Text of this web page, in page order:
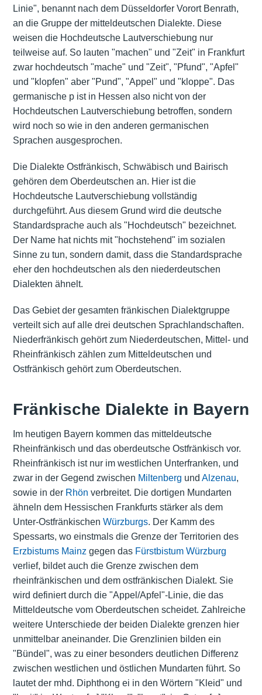
Linie", benannt nach dem Düsseldorfer Vorort Benrath,
an die Gruppe der mitteldeutschen Dialekte. Diese
weisen die Hochdeutsche Lautverschiebung nur
teilweise auf. So lauten "machen" und "Zeit" in Frankfurt
zwar hochdeutsch "mache" und "Zeit", "Pfund", "Apfel"
und "klopfen" aber "Pund", "Appel" und "kloppe". Das
germanische p ist in Hessen also nicht von der
Hochdeutschen Lautverschiebung betroffen, sondern
wird noch so wie in den anderen germanischen
Sprachen ausgesprochen.
Die Dialekte Ostfränkisch, Schwäbisch und Bairisch
gehören dem Oberdeutschen an. Hier ist die
Hochdeutsche Lautverschiebung vollständig
durchgeführt. Aus diesem Grund wird die deutsche
Standardsprache auch als "Hochdeutsch" bezeichnet.
Der Name hat nichts mit "hochstehend" im sozialen
Sinne zu tun, sondern damit, dass die Standardsprache
eher den hochdeutschen als den niederdeutschen
Dialekten ähnelt.
Das Gebiet der gesamten fränkischen Dialektgruppe
verteilt sich auf alle drei deutschen Sprachlandschaften.
Niederfränkisch gehört zum Niederdeutschen, Mittel- und
Rheinfränkisch zählen zum Mitteldeutschen und
Ostfränkisch gehört zum Oberdeutschen.
Fränkische Dialekte in Bayern
Im heutigen Bayern kommen das mitteldeutsche
Rheinfränkisch und das oberdeutsche Ostfränkisch vor.
Rheinfränkisch ist nur im westlichen Unterfranken, und
zwar in der Gegend zwischen Miltenberg und Alzenau,
sowie in der Rhön verbreitet. Die dortigen Mundarten
ähneln dem Hessischen Frankfurts stärker als dem
Unter-Ostfränkischen Würzburgs. Der Kamm des
Spessarts, wo einstmals die Grenze der Territorien des
Erzbistums Mainz gegen das Fürstbistum Würzburg
verlief, bildet auch die Grenze zwischen dem
rheinfränkischen und dem ostfränkischen Dialekt. Sie
wird definiert durch die "Appel/Apfel"-Linie, die das
Mitteldeutsche vom Oberdeutschen scheidet. Zahlreiche
weitere Unterschiede der beiden Dialekte grenzen hier
unmittelbar aneinander. Die Grenzlinien bilden ein
"Bündel", was zu einer besonders deutlichen Differenz
zwischen westlichen und östlichen Mundarten führt. So
lautet der mhd. Diphthong ei in den Wörtern "Kleid" und